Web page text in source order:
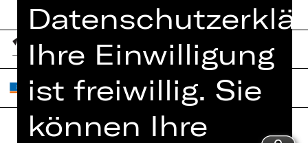
Ihre Einwilligung
ist freiwillig. Sie
können Ihre